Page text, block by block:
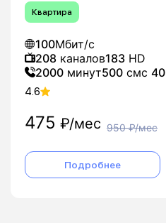
Квартира
100Мбит/с
208 каналов183 HD
2000 минут500 смс 40
4.6
475 ₽/мес 950₽/мес
Подробнее